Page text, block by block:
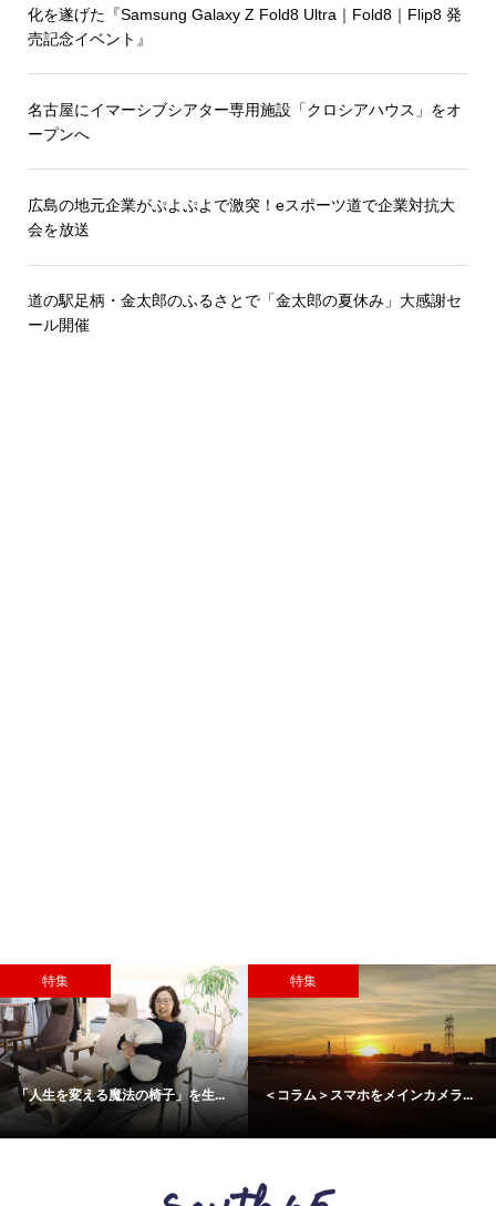
化を遂げた『Samsung Galaxy Z Fold8 Ultra｜Fold8｜Flip8 発
売記念イベント』
名古屋にイマーシブシアター専用施設「クロシアハウス」をオ
ープンへ
広島の地元企業がぷよぷよで激突！eスポーツ道で企業対抗大
会を放送
道の駅足柄・金太郎のふるさとで「金太郎の夏休み」大感謝セ
ール開催
子」を生... ＜コラム＞スマホをメインカメラ...
特集
ニコライ バーグマン